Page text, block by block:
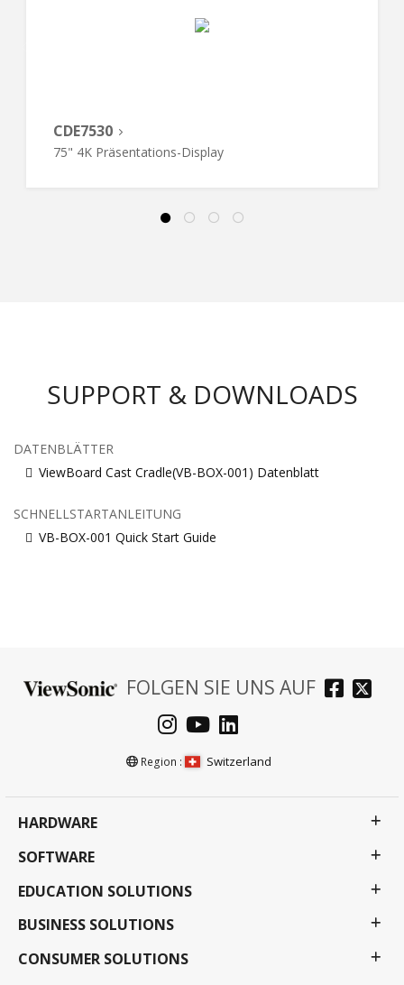
CDE7530
75" 4K Präsentations-Display
SUPPORT & DOWNLOADS
DATENBLÄTTER
ViewBoard Cast Cradle(VB-BOX-001) Datenblatt
SCHNELLSTARTANLEITUNG
VB-BOX-001 Quick Start Guide
FOLGEN SIE UNS AUF
Region : Switzerland
HARDWARE
SOFTWARE
EDUCATION SOLUTIONS
BUSINESS SOLUTIONS
CONSUMER SOLUTIONS